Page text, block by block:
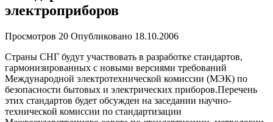
электроприборов
Просмотров 20 Опубликовано 18.10.2006
Страны СНГ будут участвовать в разработке стандартов,
гармонизированных с новыми версиями требований
Международной электротехнической комиссии (МЭК) по
безопасности бытовых и электрических приборов.Перечень
этих стандартов будет обсужден на заседании научно-
технической комиссии по стандартизации